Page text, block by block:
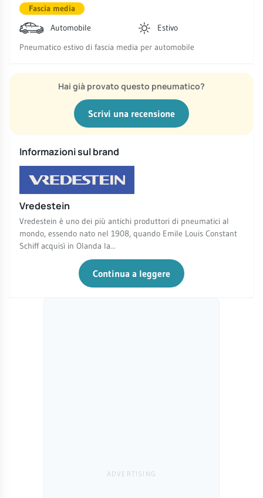
Fascia media
Automobile
Estivo
Pneumatico estivo di fascia media per automobile
Hai già provato questo pneumatico?
Scrivi una recensione
Informazioni sul brand
Vredestein
Vredestein è uno dei più antichi produttori di pneumatici al
mondo, essendo nato nel 1908, quando Emile Louis Constant
Schiff acquisì in Olanda la...
Continua a leggere